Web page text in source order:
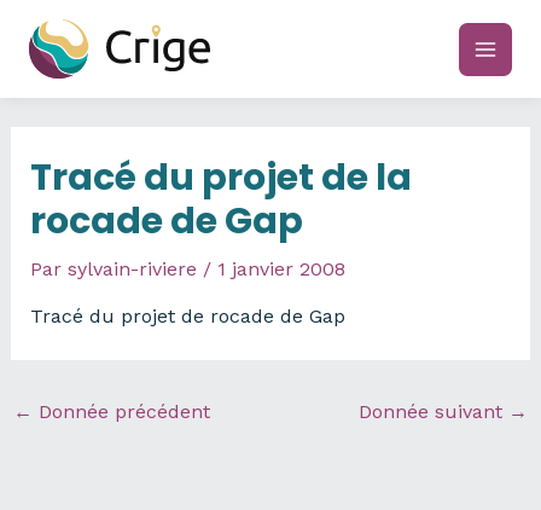
contenu
main
Tracé du projet de la
rocade de Gap
Par sylvain-riviere / 1 janvier 2008
Tracé du projet de rocade de Gap
← Donnée précédent Donnée suivant →